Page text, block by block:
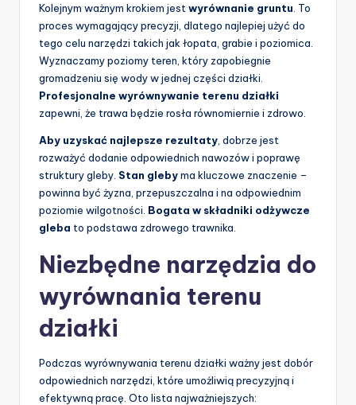
Kolejnym ważnym krokiem jest wyrównanie gruntu . To
proces wymagający precyzji, dlatego najlepiej użyć do
tego celu narzędzi takich jak łopata, grabie i poziomica.
Wyznaczamy poziomy teren, który zapobiegnie
gromadzeniu się wody w jednej części działki.
Profesjonalne wyrównywanie terenu działki
zapewni, że trawa będzie rosła równomiernie i zdrowo.
Aby uzyskać najlepsze rezultaty , dobrze jest
rozważyć dodanie odpowiednich nawozów i poprawę
struktury gleby. Stan glebyma kluczowe znaczenie –
powinna być żyzna, przepuszczalna i na odpowiednim
poziomie wilgotności. Bogata w składniki odżywcze
gleba to podstawa zdrowego trawnika.
Niezbędne narzędzia do
wyrównania terenu
działki
Podczas wyrównywania terenu działki ważny jest dobór
odpowiednich narzędzi, które umożliwią precyzyjną i
efektywną pracę. Oto lista najważniejszych: